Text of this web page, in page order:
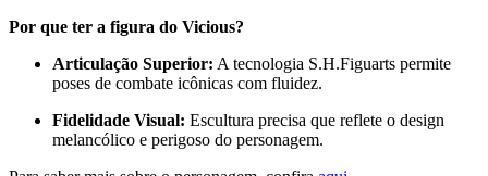
Por que ter a figura do Vicious?
Articulação Superior: A tecnologia S.H.Figuarts permite
poses de combate icônicas com fluidez.
Fidelidade Visual: Escultura precisa que reflete o design
melancólico e perigoso do personagem.